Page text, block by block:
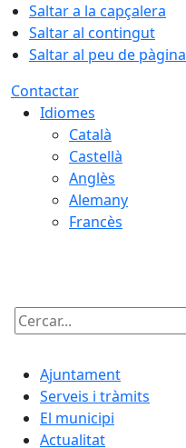
Saltar a la capçalera
Saltar al contingut
Saltar al peu de pàgina
Contactar
Idiomes
Català
Castellà
Anglès
Alemany
Francès
Cercar:
Ajuntament
Serveis i tràmits
El municipi
Actualitat